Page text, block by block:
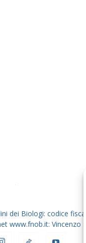
dei Biologi: codice
www.fnob.it: Vincenzo